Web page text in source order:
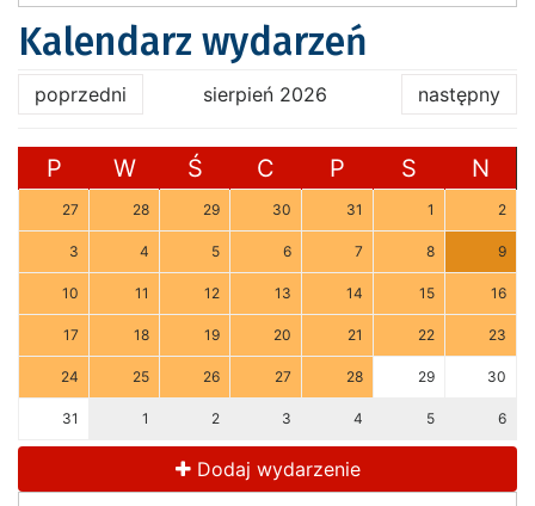
Kalendarz wydarzeń
poprzedni sierpień 2026 następny
P W Ś C P S N
27 28 29 30 31 1 2
3 4 5 6 7 8 9
10 11 12 13 14 15 16
17 18 19 20 21 22 23
24 25 26 27 28 29 30
31 1 2 3 4 5 6
Dodaj wydarzenie